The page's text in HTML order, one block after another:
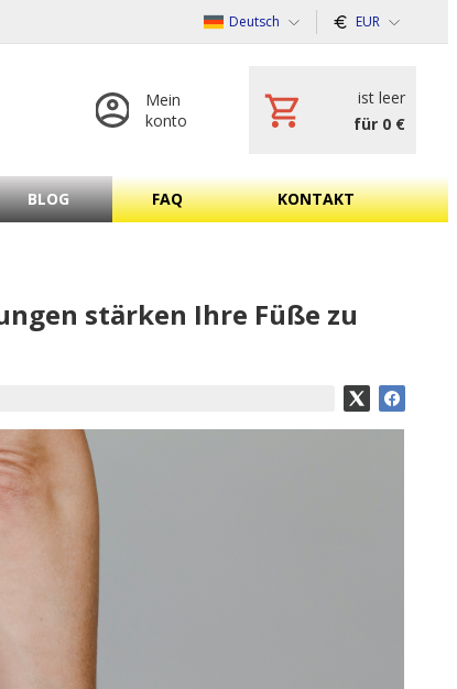
Deutsch EUR
Mein
konto
ist leer
für 0 €
BLOG FAQ KONTAKT
stärken Ihre Füße zu